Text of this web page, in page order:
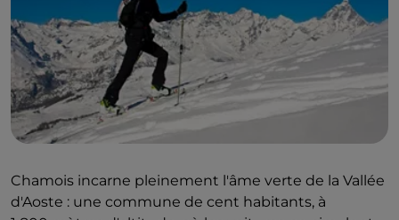
Chamois incarne pleinement l'âme verte de la Vallée
d'Aoste : une commune de cent habitants, à